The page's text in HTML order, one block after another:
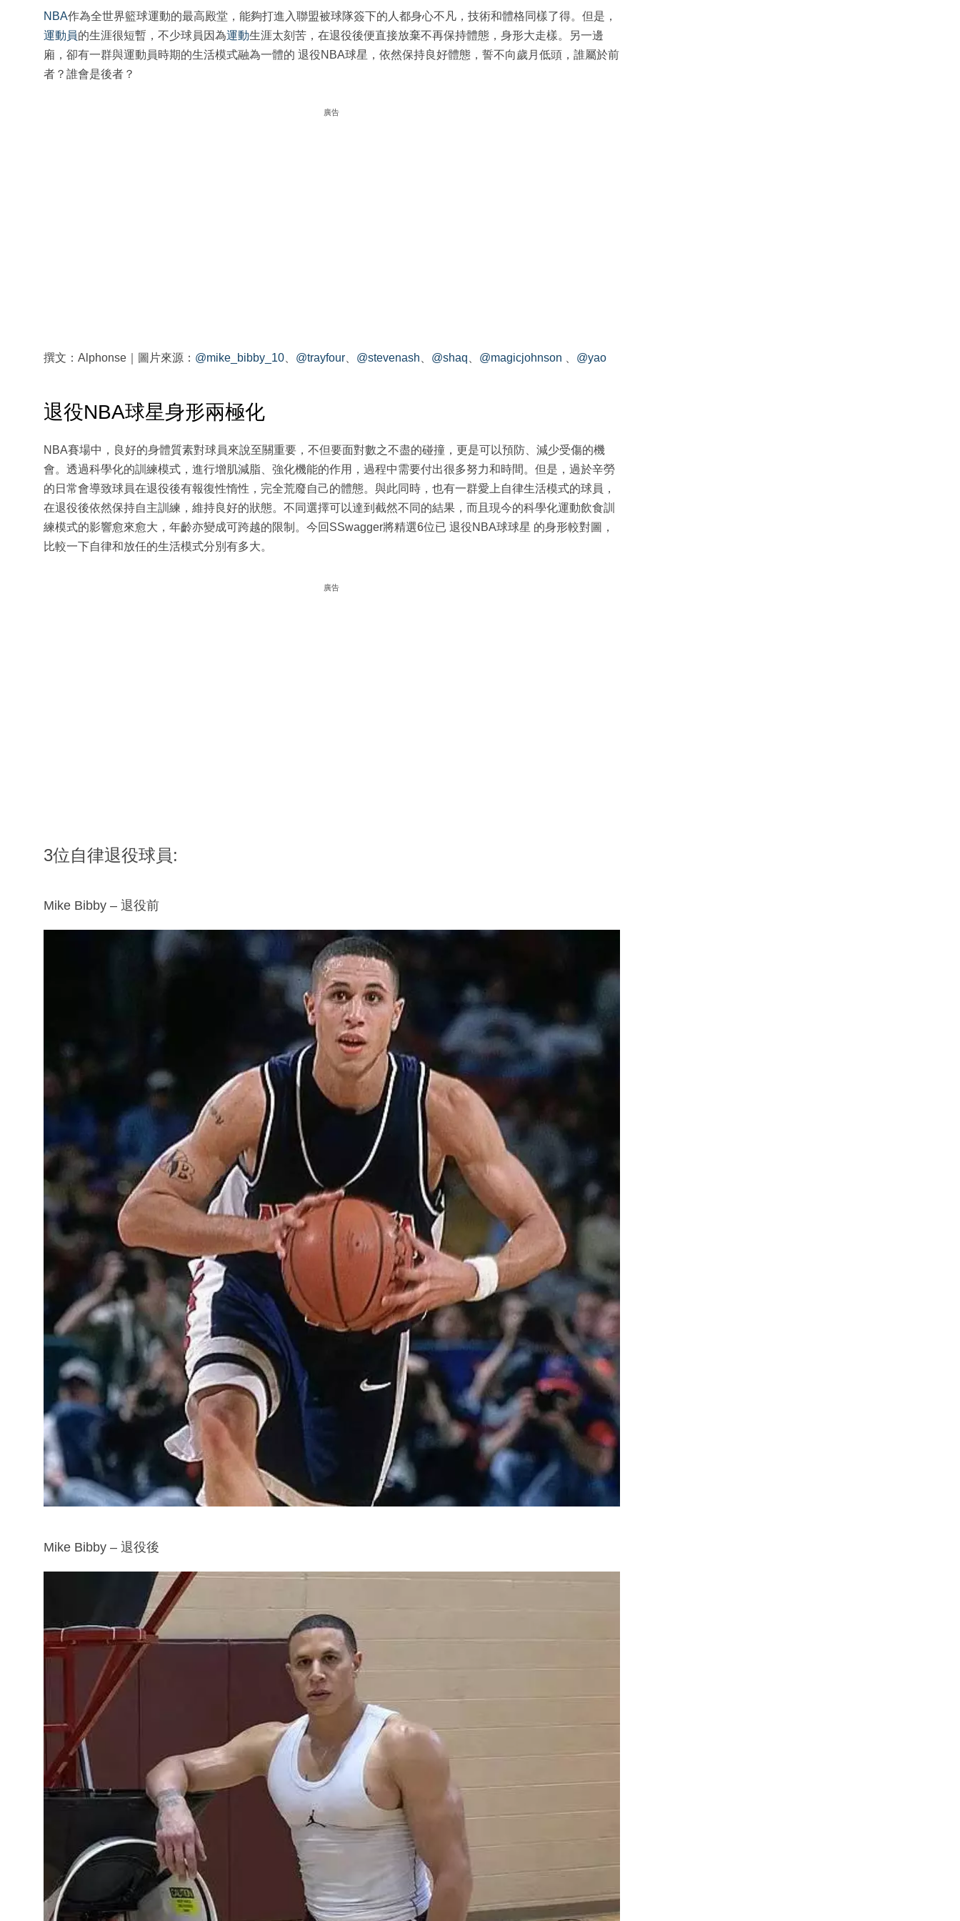
NBA作為全世界籃球運動的最高殿堂，能夠打進入聯盟被球隊簽下的人都身心不凡，技術和體格同樣了得。但是，
運動員的生涯很短暫，不少球員因為運動生涯太刻苦，在退役後便直接放棄不再保持體態，身形大走樣。另一邊
廂，卻有一群與運動員時期的生活模式融為一體的 退役NBA球星，依然保持良好體態，誓不向歲月低頭，誰屬於前
者？誰會是後者？
廣告
撰文：Alphonse｜圖片來源： @mike_bibby_10 @trayfour @stevenash @shaq @magicjohnson @yao
退役NBA球星身形兩極化
NBA賽場中，良好的身體質素對球員來說至關重要，不但要面對數之不盡的碰撞，更是可以預防、減少受傷的機
會。透過科學化的訓練模式，進行增肌減脂、強化機能的作用，過程中需要付出很多努力和時間。但是，過於辛勞
的日常會導致球員在退役後有報復性惰性，完全荒廢自己的體態。與此同時，也有一群愛上自律生活模式的球員，
在退役後依然保持自主訓練，維持良好的狀態。不同選擇可以達到截然不同的結果，而且現今的科學化運動飲食訓
練模式的影響愈來愈大，年齡亦變成可跨越的限制。今回SSwagger將精選6位已 退役NBA球球星 的身形較對圖，
比較一下自律和放任的生活模式分別有多大。
廣告
3位自律退役球員:
Mike Bibby – 退役前
Mike Bibby – 退役後